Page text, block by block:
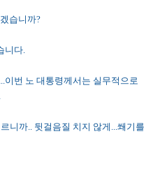
습니까?
니다.
이번 노 대통령께서는 실무적으로
니까.. 뒷걸음질 치지 않게...쐐기를